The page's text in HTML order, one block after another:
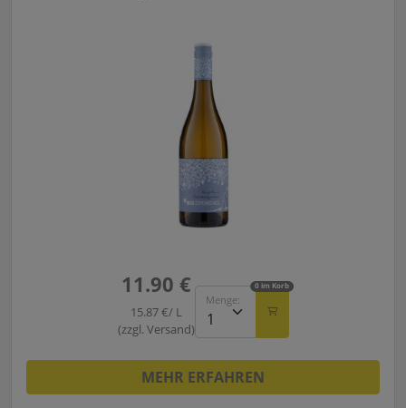
11.90 €
15.87 €/ L
(zzgl. Versand)
Menge:
0 im Korb
MEHR ERFAHREN